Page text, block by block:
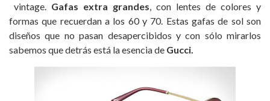
vintage. Gafas extra grandes, con lentes de colores y
formas que recuerdan a los 60 y 70. Estas gafas de sol son
diseños que no pasan desapercibidos y con sólo mirarlos
sabemos que detrás está la esencia de Gucci.